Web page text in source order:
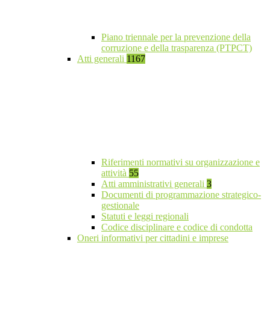
Piano triennale per la prevenzione della
corruzione e della trasparenza (PTPCT)
Atti generali 1167
Riferimenti normativi su organizzazione e
attività 55
Atti amministrativi generali 3
Documenti di programmazione strategico-
gestionale
Statuti e leggi regionali
Codice disciplinare e codice di condotta
Oneri informativi per cittadini e imprese